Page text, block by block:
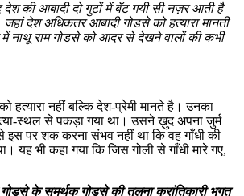
की आबादी दो गुटों में बँट गयी सी नज़र आती है
जहां देश अधिकतर आबादी गोडसे को हत्यारा मानती
नाथू राम गोडसे को आदर से देखने वालों की कभी
हत्यारा नहीं बल्कि देश-प्रेमी मानते है। उनका
स्थल से पकड़ा गया था। उसने ख़ुद अपना जुर्म
पर शक करना संभव नहीं था कि वह गाँधी की
यह भी कहा गया कि जिस गोली से गाँधी मारे गए,
गोडसे के समर्थक गोडसे की तुलना क्रांतिकारी भगत